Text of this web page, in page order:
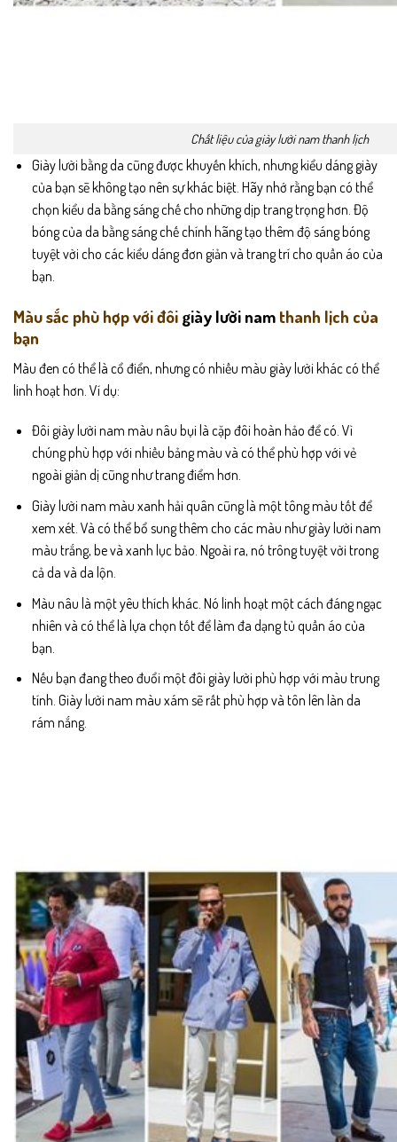
Chất liệu của giày lười nam thanh lịch
Giày lười bằng da cũng được khuyến khích, nhưng kiểu dáng giày
của bạn sẽ không tạo nên sự khác biệt. Hãy nhớ rằng bạn có thể
chọn kiểu da bằng sáng chế cho những dịp trang trọng hơn. Độ
bóng của da bằng sáng chế chính hãng tạo thêm độ sáng bóng
tuyệt vời cho các kiểu dáng đơn giản và trang trí cho quần áo của
bạn.
Màu sắc phù hợp với đôi giày lười nam thanh lịch của
bạn
Màu đen có thể là cổ điển, nhưng có nhiều màu giày lười khác có thể
linh hoạt hơn. Ví dụ:
Đôi giày lười nam màu nâu bụi là cặp đôi hoàn hảo để có. Vì
chúng phù hợp với nhiều bảng màu và có thể phù hợp với vẻ
ngoài giản dị cũng như trang điểm hơn.
Giày lười nam màu xanh hải quân cũng là một tông màu tốt để
xem xét. Và có thể bổ sung thêm cho các màu như giày lười nam
màu trắng, be và xanh lục bảo. Ngoài ra, nó trông tuyệt vời trong
cả da và da lộn.
Màu nâu là một yêu thích khác. Nó linh hoạt một cách đáng ngạc
nhiên và có thể là lựa chọn tốt để làm đa dạng tủ quần áo của
bạn.
Nếu bạn đang theo đuổi một đôi giày lười phù hợp với màu trung
tính. Giày lười nam màu xám sẽ rất phù hợp và tôn lên làn da
rám nắng.